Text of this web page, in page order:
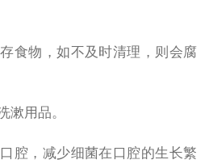
食物，如不及时清理，则会腐
漱用品。
腔，减少细菌在口腔的生长繁